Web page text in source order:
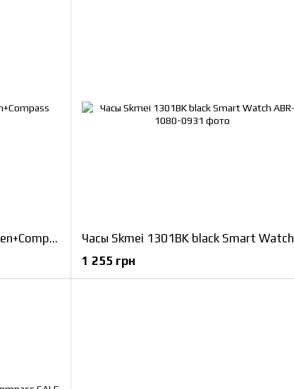
Часы Skmei 1356AG Army Green+Compass
Часы Skmei 1301BK black Smart Watch
1 255 грн